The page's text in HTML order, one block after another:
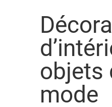
objets
mode